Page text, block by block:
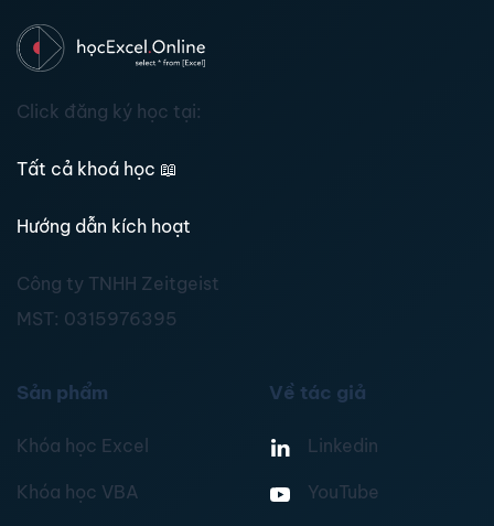
Click đăng ký học tại:
Tất cả khoá học 📖
Hướng dẫn kích hoạt
Công ty TNHH Zeitgeist
MST: 0315976395
Sản phẩm
Khóa học Excel
Khóa học VBA
Về tác giả
Linkedin
YouTube